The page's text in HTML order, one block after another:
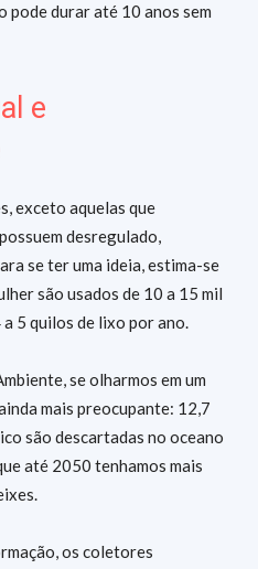
pode durar até 10 anos sem
e
exceto aquelas que
desregulado,
se ter uma ideia, estima-se
são usados de 10 a 15 mil
5 quilos de lixo por ano.
se olharmos em um
mais preocupante: 12,7
são descartadas no oceano
até 2050 tenhamos mais
os coletores